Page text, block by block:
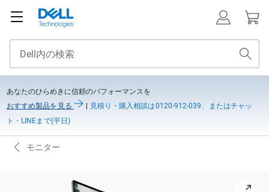
あなたのひらめきに信頼のパフォーマンスを
おすすめ製品を見る
見積り・購入相談は0120-912-039、またはチャッ
ト・LINEまで(平日)
モニター
View 右向き Alienware AW3425DWゲーミング モニター